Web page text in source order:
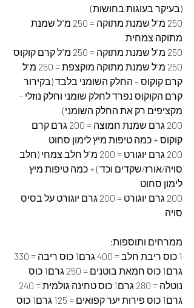
(בעיקר בעוגות בחושות)
250 מ"ל שמנת מתוקה = 250 מ"ל שמנת
מתוקה צמחית
250 מ"ל שמנת מתוקה = 250 מ"ל קרם קוקוס
250 מ"ל שמנת מתוקה מוקצפת = 250 מ"ל
קרם קוקוס – החלק השומני בלבד (בקירור
קרם הקוקוס נפרד לחלק שומני וחלק נוזלי –
מקציפים רק את החלק השומני)
200 גרם שמנת חמוצה = 200 גרם קרם
קוקוס + כמה טיפות מיץ לימון סחוט
200 גרם יוגורט = 200 מ"ל חלב צמחי (חלב
סויה/אורז/שקדים וכד') + כמה טיפות מיץ
לימון סחוט
200 גרם יוגורט = 200 גרם יוגורט על בסיס
סויה
ממרחים ותוספות:
גרם1 כוס חמאת בוטנים = 250 גרם1 כוס
גרם1 כוס פירות יער קפואים = 125 גרם1 כוס